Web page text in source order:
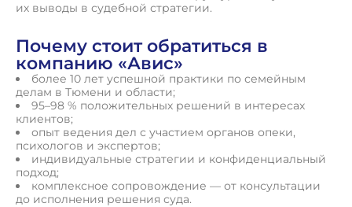
их выводы в судебной стратегии.
Почему стоит обратиться в
компанию «Авис»
более 10 лет успешной практики по семейным
делам в Тюмени и области;
95–98 % положительных решений в интересах
клиентов;
опыт ведения дел с участием органов опеки,
психологов и экспертов;
индивидуальные стратегии и конфиденциальный
подход;
комплексное сопровождение — от консультации
до исполнения решения суда.